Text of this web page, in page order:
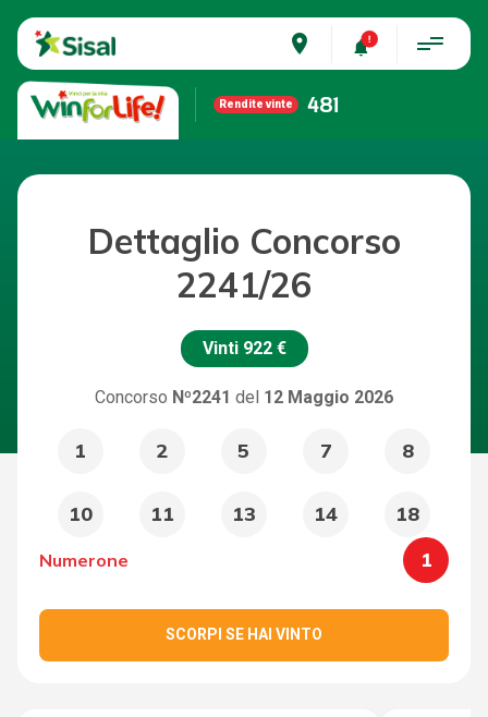
place
Rendite vinte 481
Dettaglio Concorso
2241/26
Vinti 922 €
Concorso Nº2241 del 12 Maggio 2026
1 2 5 7 8
10 11 13 14 18
Numerone 1
SCORPI SE HAI VINTO